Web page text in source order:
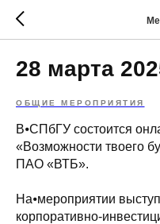
28 марта
ОБЩИЕ МЕРОПРИЯТИЯ
В⦁СПбГУ состоится
«Возможности твоего
ПАО «ВТБ».
На⦁мероприятии